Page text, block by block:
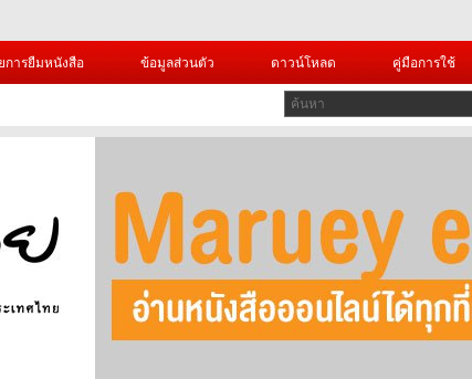
การยืมหนังสือ ข้อมูลส่วนตัว ดาวน์โหลด คู่มือการใช้